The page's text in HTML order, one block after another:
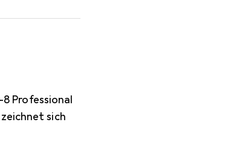
Professional
sich